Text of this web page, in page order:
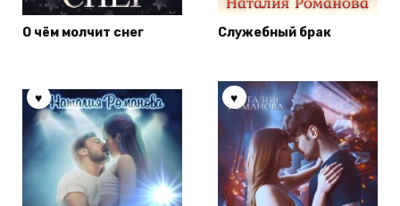
О чём молчит снег Служебный брак